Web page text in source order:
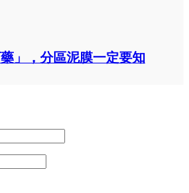
」，分區泥膜一定要知